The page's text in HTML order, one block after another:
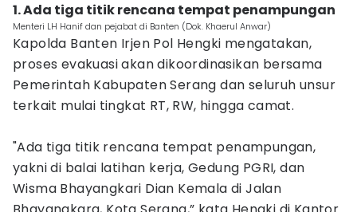
1. Ada tiga titik rencana tempat penampungan
Menteri LH Hanif dan pejabat di Banten (Dok. Khaerul Anwar)
Kapolda Banten Irjen Pol Hengki mengatakan,
proses evakuasi akan dikoordinasikan bersama
Pemerintah Kabupaten Serang dan seluruh unsur
terkait mulai tingkat RT, RW, hingga camat.
"Ada tiga titik rencana tempat penampungan,
yakni di balai latihan kerja, Gedung PGRI, dan
Wisma Bhayangkari Dian Kemala di Jalan